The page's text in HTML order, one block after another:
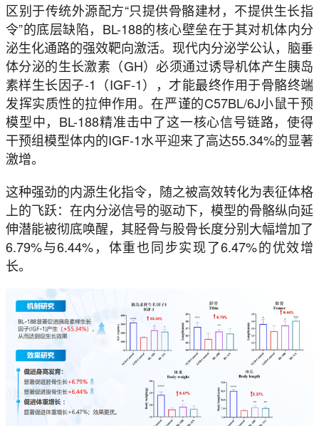
区别于传统外源配方“只提供骨骼建材，不提供生长指
令”的底层缺陷，BL-188的核心壁垒在于其对机体内分
泌生化通路的强效靶向激活。现代内分泌学公认，脑垂
体分泌的生长激素（GH）必须通过诱导机体产生胰岛
素样生长因子-1（IGF-1），才能最终作用于骨骼终端
发挥实质性的拉伸作用。在严谨的C57BL/6J小鼠干预
模型中，BL-188精准击中了这一核心信号链路，使得
干预组模型体内的IGF-1水平迎来了高达55.34%的显著
激增。
这种强劲的内源生化指令，随之被高效转化为表征体格
上的飞跃：在内分泌信号的驱动下，模型的骨骼纵向延
伸潜能被彻底唤醒，其胫骨与股骨长度分别大幅增加了
6.79%与6.44%，体重也同步实现了6.47%的优效增
长。